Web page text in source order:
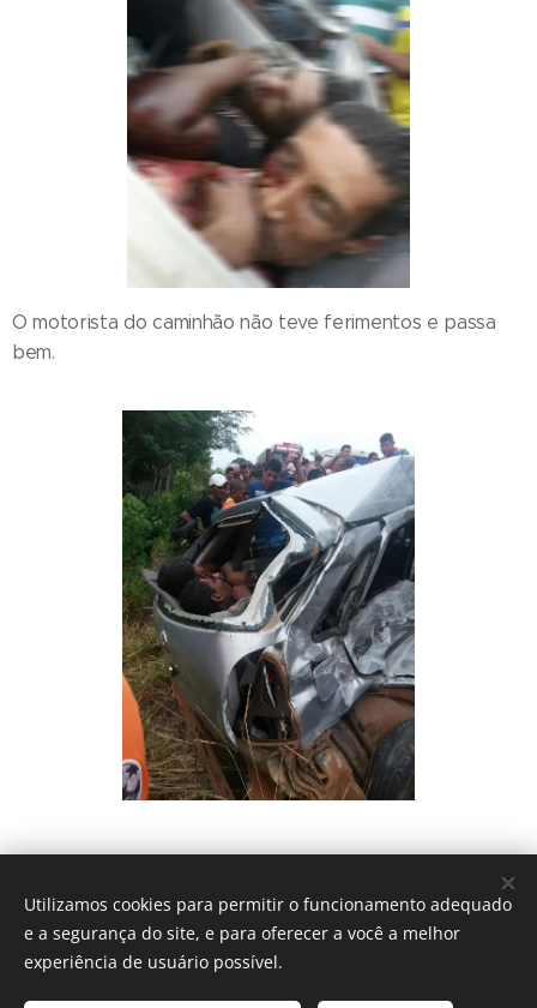
O motorista do caminhão não teve ferimentos e passa
bem.
© 2016 The Crosshairs / Nenhuma guitarra foi quebrada na
construção deste site.
Utilizamos cookies para permitir o funcionamento adequado
e a segurança do site, e para oferecer a você a melhor
experiência de usuário possível.